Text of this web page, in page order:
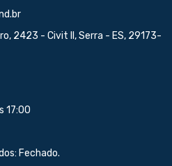
2423 - Civit II, Serra - ES, 29173-
17:00
Fechado.